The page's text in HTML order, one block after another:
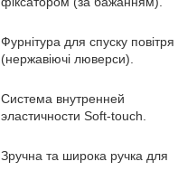
Фурнітура для спуску повітря
(нержавіючі люверси).
Система внутренней
эластичности Soft-touch.
Зручна та широка ручка для